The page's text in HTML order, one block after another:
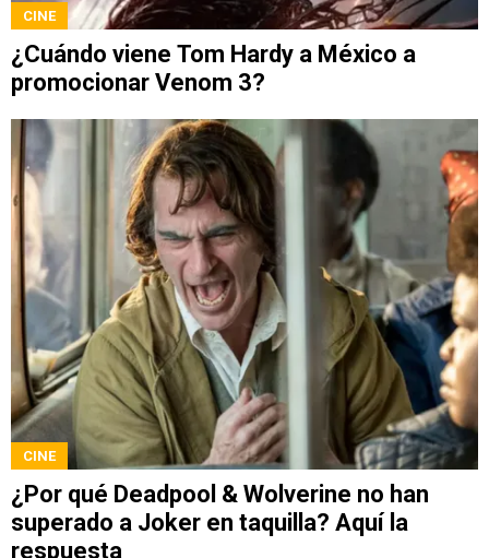
CINE
¿Cuándo viene Tom Hardy a México a
promocionar Venom 3?
CINE
¿Por qué Deadpool & Wolverine no han
superado a Joker en taquilla? Aquí la
respuesta